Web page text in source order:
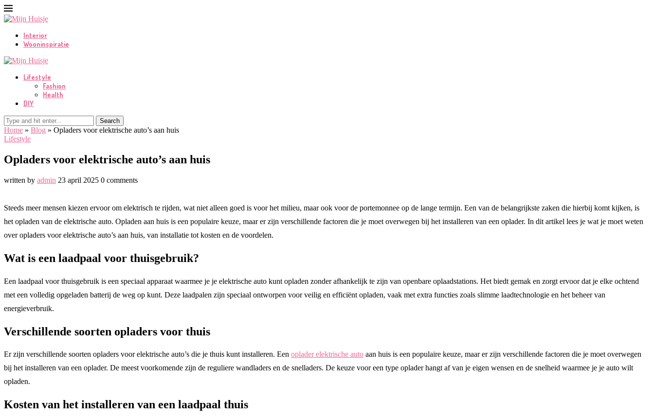
Interior
Wooninspiratie
Lifestyle
Fashion
Health
DIY
Search
Home » Blog » Opladers voor elektrische auto’s aan huis
Lifestyle
Opladers voor elektrische auto’s aan huis
written by admin 23 april 2025 0 comments
Steeds meer mensen kiezen ervoor om elektrisch te rijden, wat niet alleen goed is voor het milieu, maar ook voor de portemonnee op de lange termijn. Een van de belangrijkste zaken die hierbij komt kijken, is
het opladen van de elektrische auto. Opladen aan huis is een populaire keuze, maar er zijn verschillende factoren die je moet overwegen bij het installeren van een oplader. In dit artikel lees je wat je moet weten
over opladers voor elektrische auto’s aan huis, van installatie tot kosten en de voordelen.
Wat is een laadpaal voor thuisgebruik?
Een laadpaal voor thuisgebruik is een speciaal apparaat waarmee je je elektrische auto kunt opladen zonder afhankelijk te zijn van openbare oplaadstations. Het biedt gemak en zorgt ervoor dat je elke ochtend
met een volledig opgeladen batterij de weg op kunt. Deze laadpalen zijn speciaal ontworpen voor veilig en efficiënt opladen, vaak met extra functies zoals slimme laadtechnologie en het beheer van
energieverbruik.
Verschillende soorten opladers voor thuis
Er zijn verschillende soorten opladers voor elektrische auto’s die je thuis kunt installeren. Een oplader elektrische auto aan huis is een populaire keuze, maar er zijn verschillende factoren die je moet overwegen
bij het installeren van een oplader. De meest voorkomende zijn de reguliere wandladers en de snelladers. De keuze voor een type oplader hangt af van je eigen wensen en de snelheid waarmee je je auto wilt
opladen.
Kosten van het installeren van een laadpaal thuis